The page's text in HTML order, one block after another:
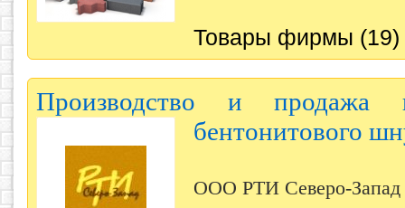
Товары фирмы (19)
Производство и продажа
бентонитового
ООО РТИ Северо-Запад